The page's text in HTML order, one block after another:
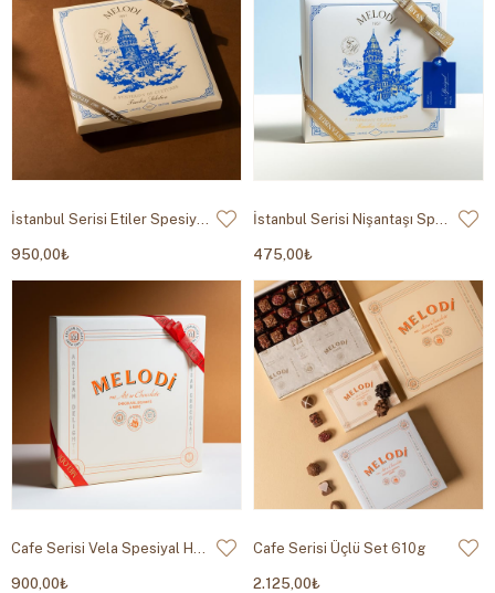
İstanbul Serisi Etiler Spesiyal Çikolata 420g
950,00₺
İstanbul Serisi Nişantaşı Spesiyal Çikolata 145g
475,00₺
Cafe Serisi Vela Spesiyal Hediye 450g
900,00₺
Cafe Serisi Üçlü Set 610g
2.125,00₺